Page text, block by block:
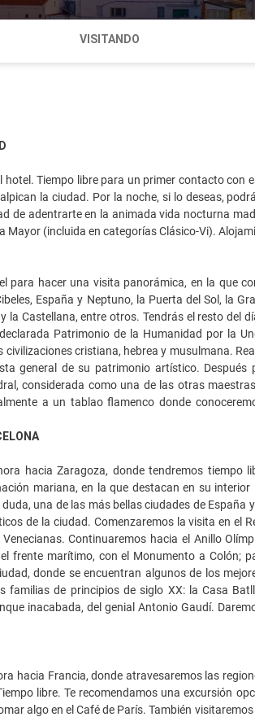
VISITANDO
Tiempo libre para un primer contacto
la ciudad. Por la noche, si lo deseas,
de adentrarte en la animada vida nocturna
Mayor (incluida en categorías Clásico-Vi).
para hacer una visita panorámica, en la que
España y Neptuno, la Puerta del Sol, la
la Castellana, entre otros. Tendrás el resto del
Patrimonio de la Humanidad por la
civilizaciones cristiana, hebrea y musulmana.
general de su patrimonio artístico.
considerada como una de las otras
a un tablao flamenco donde
hacia Zaragoza, donde tendremos
mariana, en la que destacan en su
una de las más bellas ciudades de
de la ciudad. Comenzaremos la visita en el
Continuaremos hacia el Anillo
frente marítimo, con el Monumento a Colón;
donde se encuentran algunos de los
familias de principios de siglo XX: la Casa
inacabada, del genial Antonio Gaudí.
hacia Francia, donde atravesaremos las
libre. Te recomendamos una excursión
algo en el Café de París. También